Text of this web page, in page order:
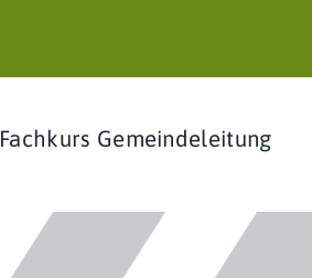
Fachkurs Gemeindeleitung